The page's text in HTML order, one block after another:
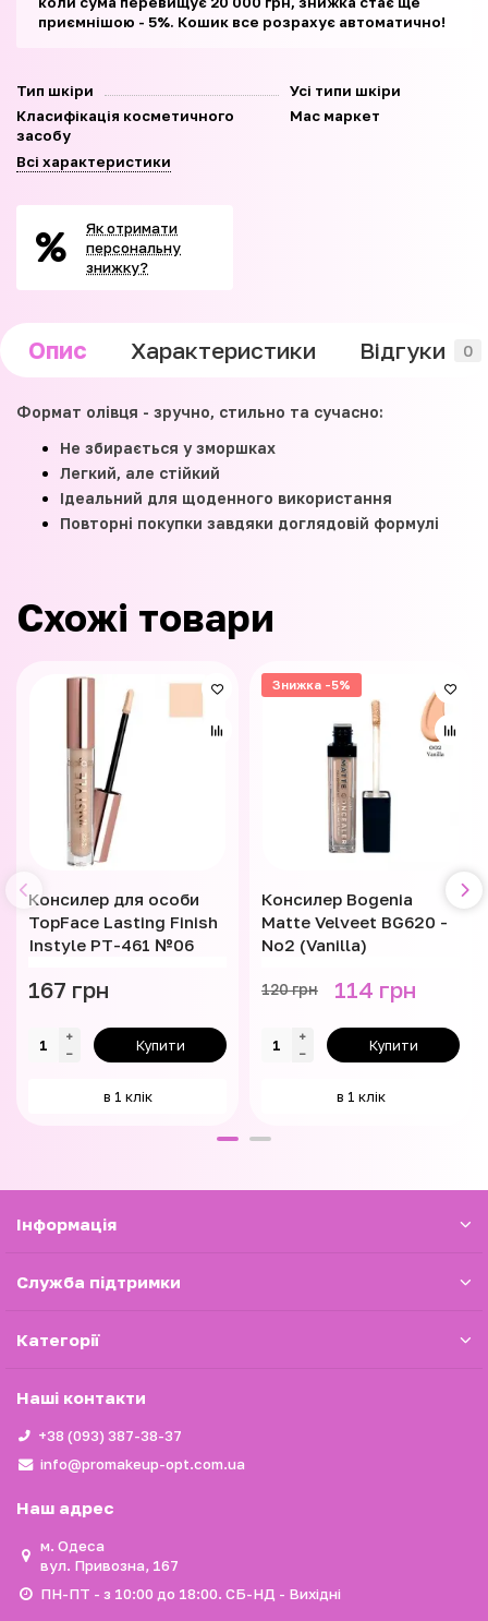
приємнішою - 5%. Кошик все розрахує автоматично!
Тип шкіри
Усі типи шкіри
Класифікація косметичного
засобу
Мас маркет
Всі характеристики
Як отримати
персональну
знижку?
Опис Характеристики Відгуки 0
Формат олівця - зручно, стильно та сучасно:
Не збирається у зморшках
Легкий, але стійкий
Ідеальний для щоденного використання
Повторні покупки завдяки доглядовій формулі
Схожі товари
Консилер для особи
TopFace Lasting Finish
Instyle PT-461 №06
167 грн
Купити
в 1 клік
Знижка -5%
Консилер Bogenia
Matte Velveet BG620 -
No2 (Vanilla)
120 грн 114 грн
Купити
в 1 клік
Iнформація
Служба підтримки
Категорії
Наші контакти
+38 (093) 387-38-37
info@promakeup-opt.com.ua
Наш адрес
м. Одеса
вул. Привозна, 167
ПН-ПТ - з 10:00 до 18:00. СБ-НД - Вихідні